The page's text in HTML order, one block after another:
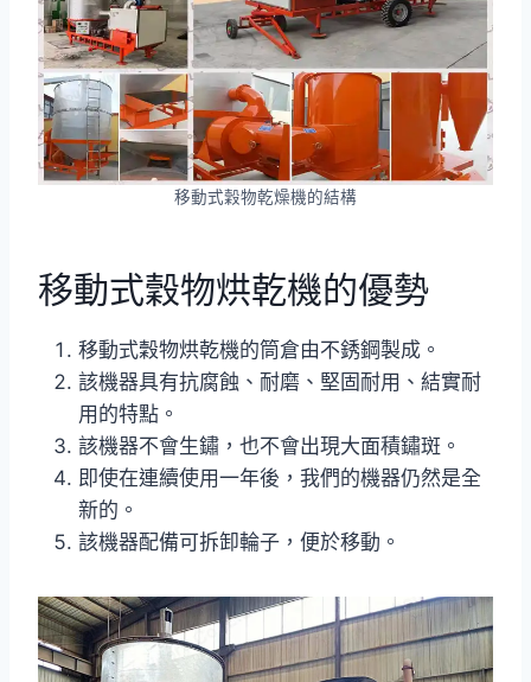
移動式穀物乾燥機的結構
移動式穀物烘乾機的優勢
移動式穀物烘乾機的筒倉由不銹鋼製成。
該機器具有抗腐蝕、耐磨、堅固耐用、結實耐
用的特點。
該機器不會生鏽，也不會出現大面積鏽斑。
即使在連續使用一年後，我們的機器仍然是全
新的。
該機器配備可拆卸輪子，便於移動。